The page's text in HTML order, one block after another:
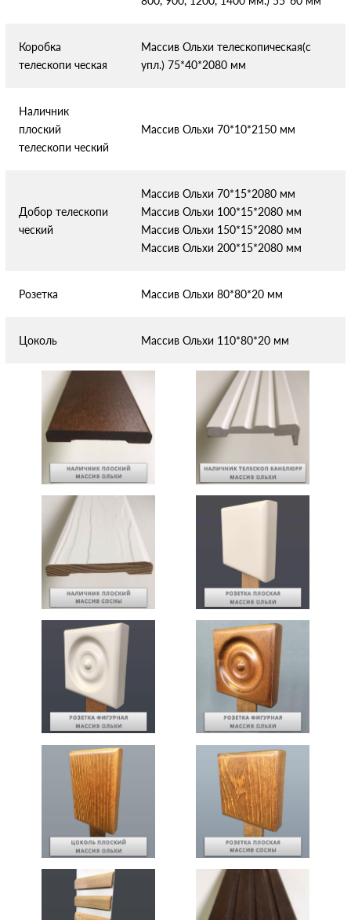
Коробка
телескопи ческая
Массив Ольхи телескопическая(с
упл.) 75*40*2080 мм
Наличник
плоский
телескопи ческий
Массив Ольхи 70*10*2150 мм
Добор телескопи
ческий
Массив Ольхи 70*15*2080 мм
Массив Ольхи 100*15*2080 мм
Массив Ольхи 150*15*2080 мм
Массив Ольхи 200*15*2080 мм
Розетка Массив Ольхи 80*80*20 мм
Цоколь Массив Ольхи 110*80*20 мм